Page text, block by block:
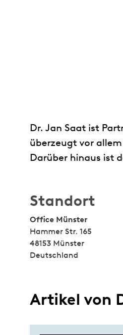
Dr. Jan Saat ist
überzeugt vor
Darüber hinaus ist
Standort
Office Münster
Hammer Str. 165
48153 Münster
Deutschland
Artikel von